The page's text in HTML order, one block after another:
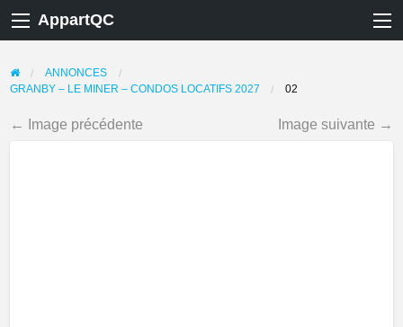
AppartQC
ANNONCES
GRANBY – LE MINER – CONDOS LOCATIFS 2027
02
← Image précédente Image suivante →